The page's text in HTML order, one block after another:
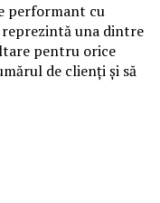
performant cu
una dintre
pentru orice
de clienți și să